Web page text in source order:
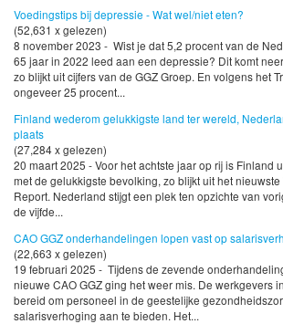
Voedingstips bij depressie - Wat wel/niet eten?
(52,631 x gelezen)
8 november 2023 - Wist je dat 5,2 procent van de
65 jaar in 2022 leed aan een depressie? Dit komt
zo blijkt uit cijfers van de GGZ Groep. En volgens het
ongeveer 25 procent...
Finland wederom gelukkigste land ter wereld,
plaats
(27,284 x gelezen)
20 maart 2025 - Voor het achtste jaar op rij is Finland
met de gelukkigste bevolking, zo blijkt uit het
Report. Nederland stijgt een plek ten opzichte van
de vijfde...
CAO GGZ onderhandelingen lopen vast op
(22,663 x gelezen)
19 februari 2025 - Tijdens de zevende
nieuwe CAO GGZ ging het weer mis. De werkgevers
bereid om personeel in de geestelijke
salarisverhoging aan te bieden. Het...